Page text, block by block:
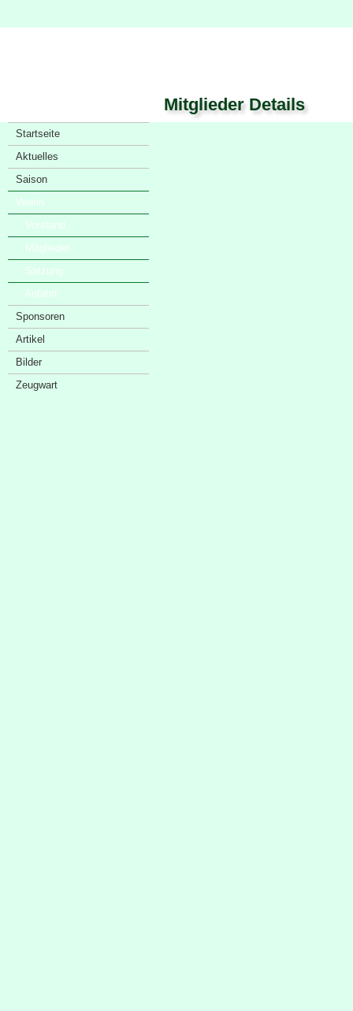
Mitglieder Details
Startseite
Aktuelles
Saison
Verein
· Vorstand
· Mitglieder
· Satzung
· Anfahrt
Sponsoren
Artikel
Bilder
Zeugwart